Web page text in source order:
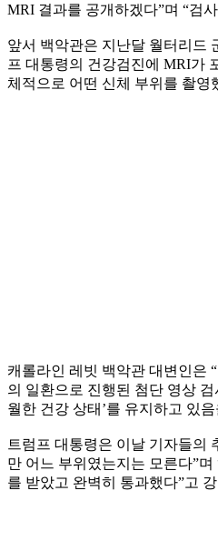
MRI 결과를 공개하겠다”며 “검
앞서 백악관은 지난달 월터리드
프 대통령의 건강검진에 MRI가
체적으로 어떤 신체 부위를 촬영
캐롤라인 레빗 백악관 대변인은
의 일환으로 진행된 첨단 영상
월한 건강 상태’를 유지하고 있
트럼프 대통령은 이날 기자들의
만 어느 부위였는지는 모른다”
를 받았고 완벽히 통과했다”고